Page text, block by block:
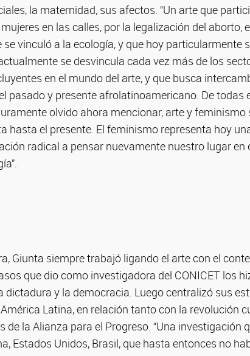
la maternidad, sus afectos. “Un arte que
en las calles, por la legalización del aborto,
vinculó a la ecología, y que hoy particularmente
se desvincula cada vez más de los
en el mundo del arte, y que busca
pasado y presente afrolatinoamericano. De todas
olvido ahora mencionar, arte y feminismo
hasta el presente. El feminismo representa hoy
radical a pensar nuevamente nuestro lugar en
Giunta siempre trabajó ligando el arte con el
que dio como investigadora del CONICET los
y la democracia. Luego centralizó sus
Latina, en relación tanto con la revolución
la Alianza para el Progreso. “Una investigación
Estados Unidos, Brasil, que hasta entonces no